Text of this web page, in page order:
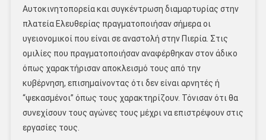
Αυτοκινητοπορεία και συγκέντρωση διαμαρτυρίας στην
πλατεία Ελευθερίας πραγματοποιήσαν σήμερα οι
υγειονομικοί που είναι σε αναστολή στην Πιερία. Στις
ομιλίες που πραγματοποιήσαν αναφέρθηκαν στον άδικο
όπως χαρακτήρισαν αποκλεισμό τους από την
κυβέρνηση, επισημαίνοντας ότι δεν είναι αρνητές ή
“ψεκασμένοι” όπως τους χαρακτηρίζουν. Τόνισαν ότι θα
συνεχίσουν τους αγώνες τους μέχρι να επιστρέψουν στις
εργασίες τους.